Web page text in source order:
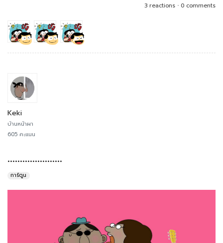
3 reactions • 0 comments
Keki
บ้านหน้าผา
605 คะแนน
......................
การ์ตูน